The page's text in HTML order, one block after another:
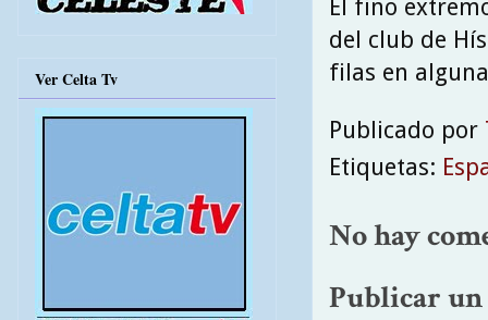
El fino
del club de
filas en
Publicado por
Etiquetas:
No hay
Publicar
Ver Celta Tv